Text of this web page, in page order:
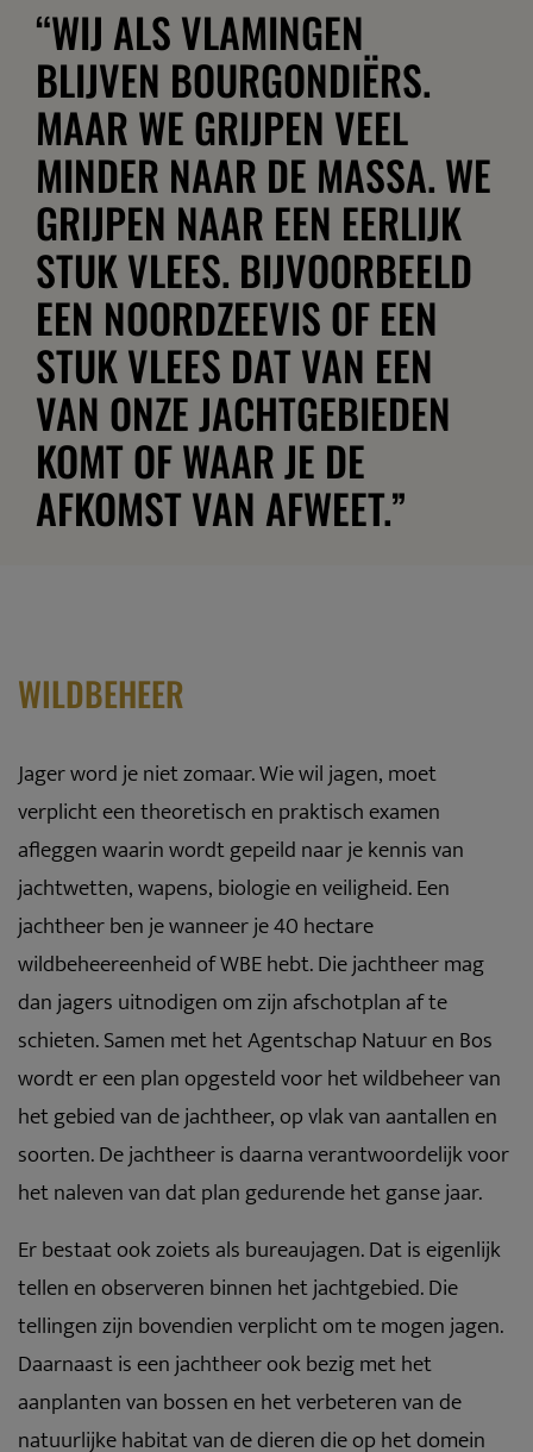
“WIJ ALS VLAMINGEN
BLIJVEN BOURGONDIËRS.
MAAR WE GRIJPEN VEEL
MINDER NAAR DE MASSA. WE
GRIJPEN NAAR EEN EERLIJK
STUK VLEES. BIJVOORBEELD
EEN NOORDZEEVIS OF EEN
STUK VLEES DAT VAN EEN
VAN ONZE JACHTGEBIEDEN
KOMT OF WAAR JE DE
AFKOMST VAN AFWEET.”
WILDBEHEER
Jager word je niet zomaar. Wie wil jagen, moet
verplicht een theoretisch en praktisch examen
afleggen waarin wordt gepeild naar je kennis van
jachtwetten, wapens, biologie en veiligheid. Een
jachtheer ben je wanneer je 40 hectare
wildbeheereenheid of WBE hebt. Die jachtheer mag
dan jagers uitnodigen om zijn afschotplan af te
schieten. Samen met het Agentschap Natuur en Bos
wordt er een plan opgesteld voor het wildbeheer van
het gebied van de jachtheer, op vlak van aantallen en
soorten. De jachtheer is daarna verantwoordelijk voor
het naleven van dat plan gedurende het ganse jaar.
Er bestaat ook zoiets als bureaujagen. Dat is eigenlijk
tellen en observeren binnen het jachtgebied. Die
tellingen zijn bovendien verplicht om te mogen jagen.
Daarnaast is een jachtheer ook bezig met het
aanplanten van bossen en het verbeteren van de
natuurlijke habitat van de dieren die op het domein